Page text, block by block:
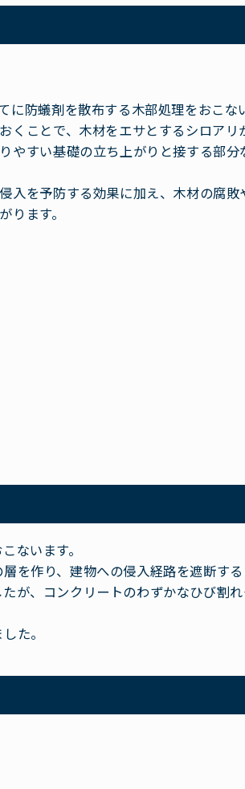
に防蟻剤を散布する木部処理をおこな
くことで、木材をエサとするシロアリ
やすい基礎の立ち上がりと接する部
入を予防する効果に加え、木材の腐
ります。
ないます。
を作り、建物への侵入経路を遮断する
が、コンクリートのわずかなひび割
た。